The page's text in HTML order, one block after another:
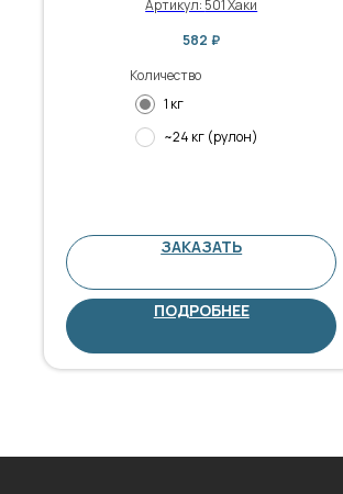
Артикул: 501 Хаки
582 ₽
Количество
1 кг
~24 кг (рулон)
ЗАКАЗАТЬ
ПОДРОБНЕЕ